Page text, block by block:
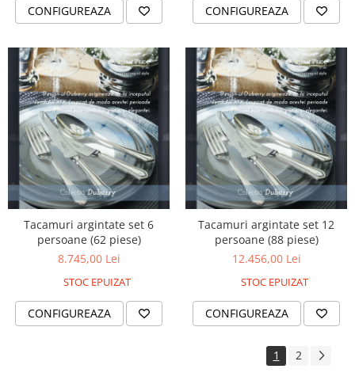
CONFIGUREAZA CONFIGUREAZA
Tacamuri argintate set 6
persoane (62 piese)
8.745,00 Lei
STOC EPUIZAT
CONFIGUREAZA
Tacamuri argintate set 12
persoane (88 piese)
12.456,00 Lei
STOC EPUIZAT
CONFIGUREAZA
1 2